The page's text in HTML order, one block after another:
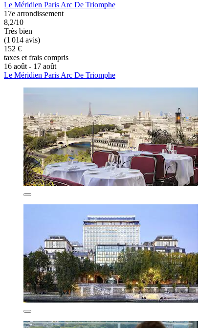
Le Méridien Paris Arc De Triomphe
17e arrondissement
8,2/10
Très bien
(1 014 avis)
152 €
taxes et frais compris
16 août - 17 août
Le Méridien Paris Arc De Triomphe